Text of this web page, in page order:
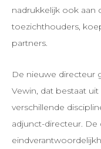
nadrukkelijk ook
toezichthouders,
partners.
De nieuwe directeur
Vewin, dat bestaat
verschillende
adjunct-directeur. De